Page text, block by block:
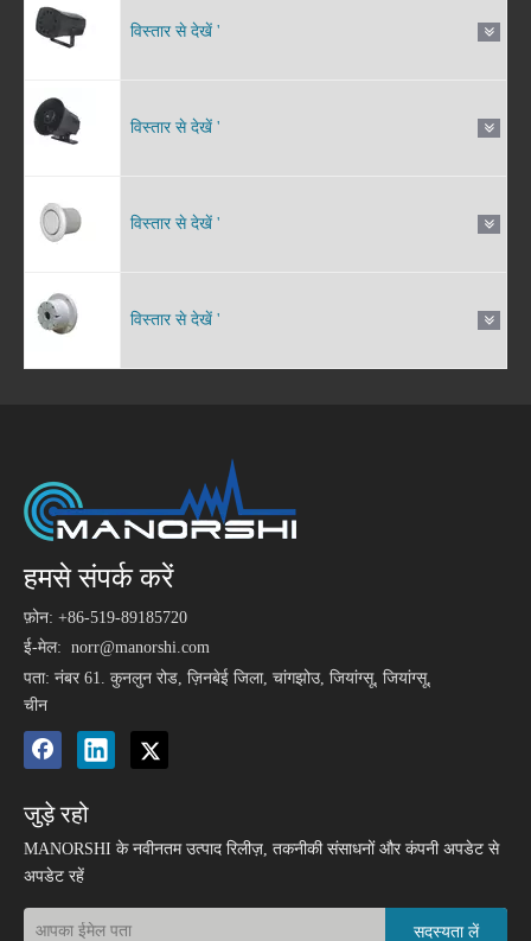
विस्तार से देखें '
विस्तार से देखें '
विस्तार से देखें '
विस्तार से देखें '
हमसे संपर्क करें
फ़ोन: +86-519-89185720
ई-मेल: norr@manorshi.com
पता: नंबर 61. कुनलुन रोड, ज़िनबेई जिला, चांगझोउ, जियांग्सू, जियांग्सू,
चीन
जुड़े रहो
MANORSHI के नवीनतम उत्पाद रिलीज़, तकनीकी संसाधनों और कंपनी अपडेट से
अपडेट रहें
सदस्यता लें